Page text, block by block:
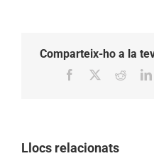
Comparteix-ho a la
Facebook Reddit
Llocs relacionats